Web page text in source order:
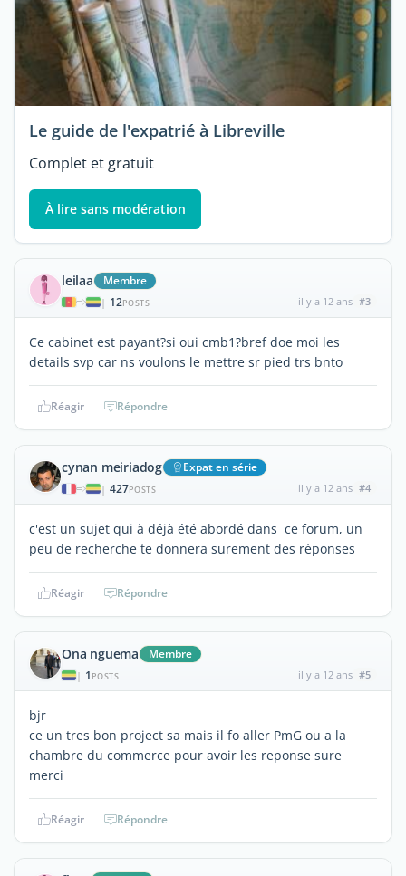
Le guide de l'expatrié à Libreville
Complet et gratuit
À lire sans modération
leilaa Membre
| 12POSTS il y a 12 ans #3
Ce cabinet est payant?si oui cmb1?bref doe moi les
details svp car ns voulons le mettre sr pied trs bnto
Réagir Répondre
cynan meiriadog Expat en série
| 427POSTS il y a 12 ans #4
c'est un sujet qui à déjà été abordé dans ce forum, un
peu de recherche te donnera surement des réponses
Réagir Répondre
Ona nguema Membre
| 1 POSTS il y a 12 ans #5
bjr
ce un tres bon project sa mais il fo aller PmG ou a la
chambre du commerce pour avoir les reponse sure
merci
Réagir Répondre